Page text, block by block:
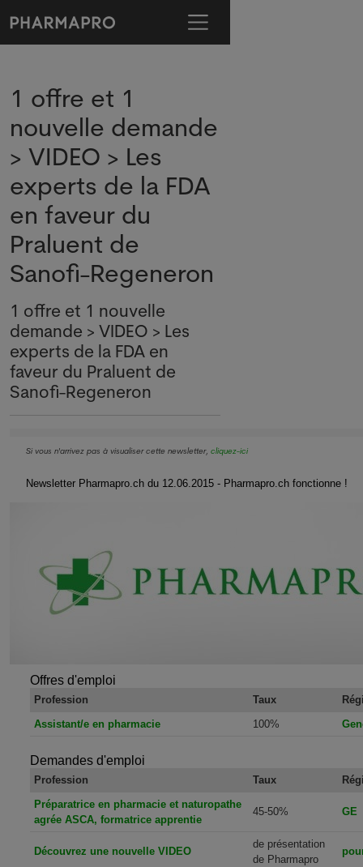
1 offre et 1
nouvelle demande
> VIDEO > Les
experts de la FDA
en faveur du
Praluent de
Sanofi-Regeneron
1 offre et 1 nouvelle
demande > VIDEO > Les
experts de la FDA en
faveur du Praluent de
Sanofi-Regeneron
Si vous n'arrivez pas à visualiser cette newsletter, cliquez-ici
Newsletter Pharmapro.ch du 12.06.2015 - Pharmapro.ch fonctionne !
Offres d'emploi
Profession Taux
Assistant/e en pharmacie
100%
Demandes d'emploi
Profession Taux
Préparatrice en pharmacie et naturopathe
agrée ASCA, formatrice apprentie
45-50% GE
Découvrez une nouvelle VIDEO
de présentation
de Pharmapro